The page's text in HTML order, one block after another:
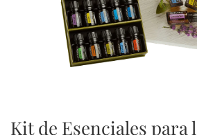
Kit de Esenciales para